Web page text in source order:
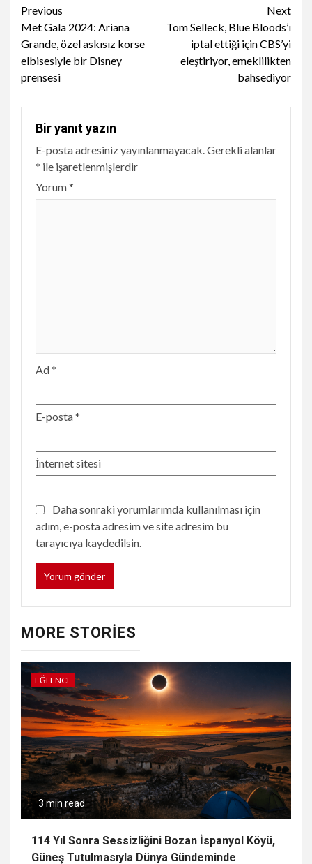
Continue
Reading
Previous
Met Gala 2024: Ariana
Grande, özel askısız korse
elbisesiyle bir Disney
prensesi
Next
Tom Selleck, Blue Bloods’ı
iptal ettiği için CBS’yi
eleştiriyor, emeklilikten
bahsediyor
Bir yanıt yazın
E-posta adresiniz yayınlanmayacak.Gerekli alanlar
* ile işaretlenmişlerdir
Yorum*
Ad*
E-posta*
İnternet sitesi
Daha sonraki yorumlarımda kullanılması için
adım, e-posta adresim ve site adresim bu
tarayıcıya kaydedilsin.
MORE STORIES
EĞLENCE
3 min read
114 Yıl Sonra Sessizliğini Bozan İspanyol Köyü,
Güneş Tutulmasıyla Dünya Gündeminde